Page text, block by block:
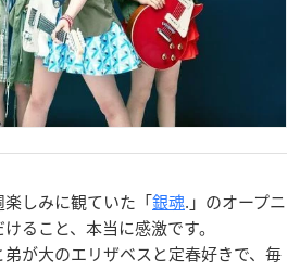
しみに観ていた「銀魂.」のオープニ
ること、本当に感激です。
が大のエリザベスと定春好きで、毎